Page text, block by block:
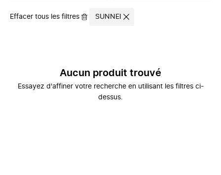
Effacer tous les filtres SUNNEI
Aucun produit trouvé
Essayez d'affiner votre recherche en utilisant les filtres ci-
dessus.